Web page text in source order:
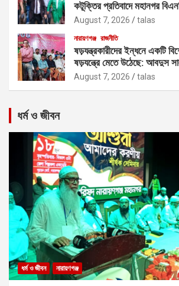
কটূক্তির প্রতিবাদে মহানগর
August 7, 2026 talas
নারায়ণগঞ্জ রাজনীতি
ষড়যন্ত্রকারীদের ইন্ধনে একটি
ষড়যন্ত্রে মেতে উঠেছে: আবদুস
August 7, 2026 talas
ধর্ম ও জীবন
ধর্ম ও জীবন নারায়ণগঞ্জ